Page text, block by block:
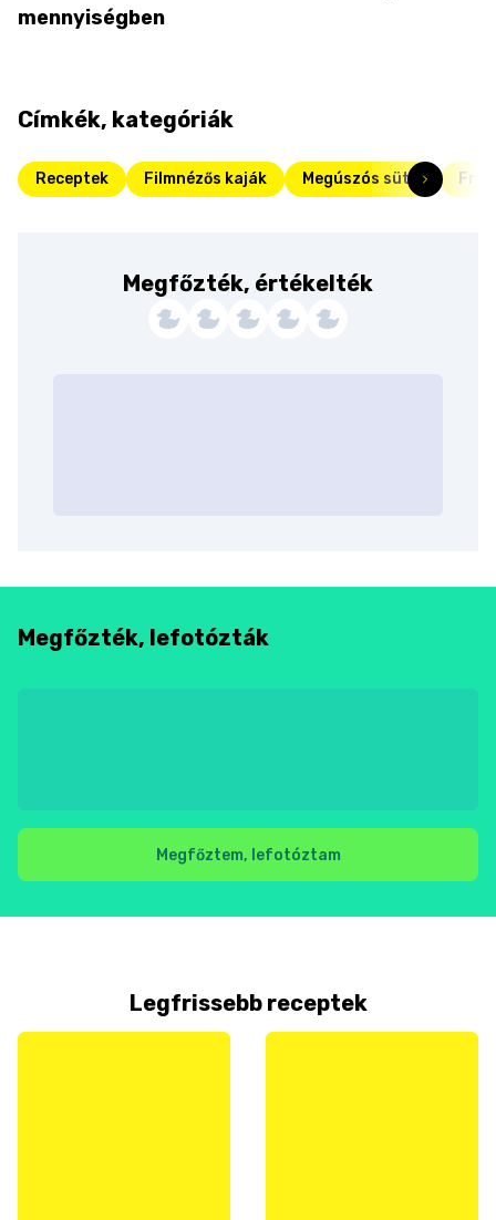
mennyiségben
Címkék, kategóriák
Receptek Filmnézős kaják Megúszós sütik
Megfőzték, értékelték
Megfőzték, lefotózták
Megfőztem, lefotóztam
Legfrissebb receptek